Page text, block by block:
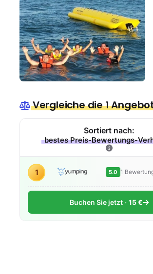
Vergleiche die 1
Sortiert nach:
bestes Preis-Bewertungs-
1 5.0 1
Buchen Sie jetzt 15 €